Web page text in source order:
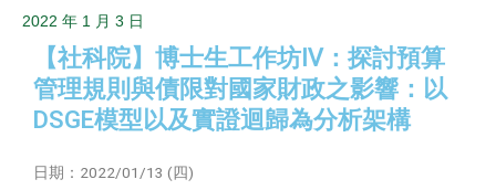
2022 年 1 月 3 日
【社科院】博士生工作坊Ⅳ：探討預算
管理規則與債限對國家財政之影響：以
DSGE模型以及實證迴歸為分析架構
日期：2022/01/13 (四)